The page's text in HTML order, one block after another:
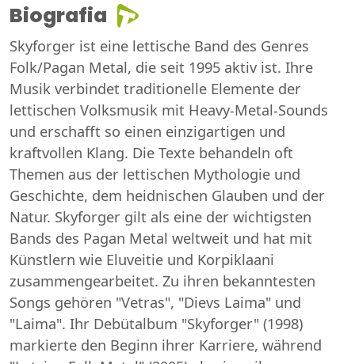
Biografia
Skyforger ist eine lettische Band des Genres
Folk/Pagan Metal, die seit 1995 aktiv ist. Ihre
Musik verbindet traditionelle Elemente der
lettischen Volksmusik mit Heavy-Metal-Sounds
und erschafft so einen einzigartigen und
kraftvollen Klang. Die Texte behandeln oft
Themen aus der lettischen Mythologie und
Geschichte, dem heidnischen Glauben und der
Natur. Skyforger gilt als eine der wichtigsten
Bands des Pagan Metal weltweit und hat mit
Künstlern wie Eluveitie und Korpiklaani
zusammengearbeitet. Zu ihren bekanntesten
Songs gehören "Vetras", "Dievs Laima" und
"Laima". Ihr Debütalbum "Skyforger" (1998)
markierte den Beginn ihrer Karriere, während